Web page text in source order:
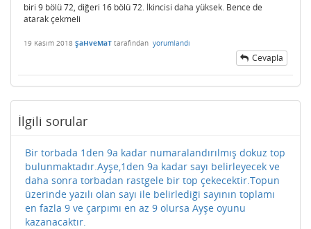
biri 9 bölü 72, diğeri 16 bölü 72. İkincisi daha yüksek. Bence de
atarak çekmeli
19 Kasım 2018 ŞaHveMaT tarafından yorumlandı
Cevapla
İlgili sorular
Bir torbada 1den 9a kadar numaralandırılmış dokuz top
bulunmaktadır.Ayşe,1den 9a kadar sayı belirleyecek ve
daha sonra torbadan rastgele bir top çekecektir.Topun
üzerinde yazılı olan sayı ile belirlediği sayının toplamı
en fazla 9 ve çarpımı en az 9 olursa Ayşe oyunu
kazanacaktır.